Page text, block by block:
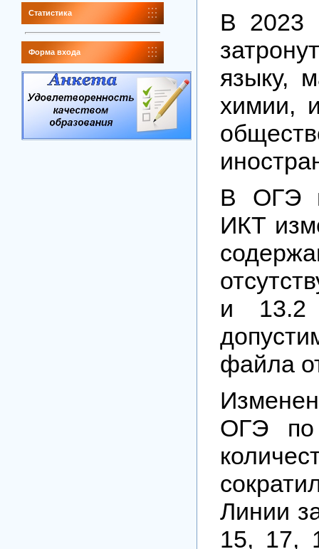
Статистика
Форма входа
В 2023
языку,
химии,
В ОГЭ
ИКТ
и 13.2
файла
ОГЭ по
Линии
15, 17,